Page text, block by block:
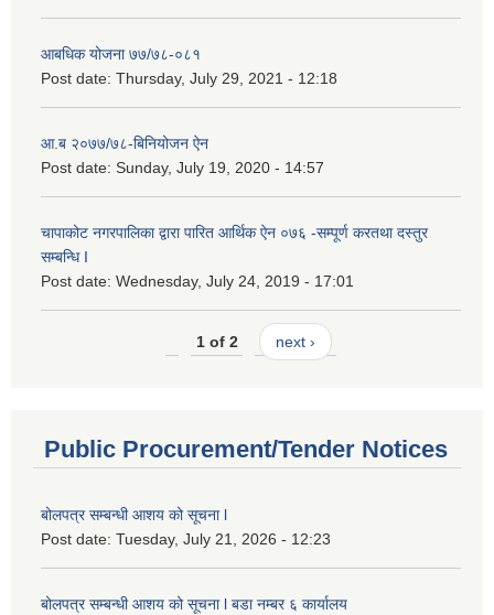
आबधिक योजना ७७/७८-०८१
Post date: Thursday, July 29, 2021 - 12:18
आ.ब २०७७/७८-बिनियोजन ऐन
Post date: Sunday, July 19, 2020 - 14:57
चापाकोट नगरपालिका द्वारा पारित आर्थिक ऐन ०७६ -सम्पूर्ण करतथा दस्तुर
सम्बन्धि I
Post date: Wednesday, July 24, 2019 - 17:01
1 of 2 next ›
Public Procurement/Tender Notices
बोलपत्र सम्बन्धी आशय को सूचना l
Post date: Tuesday, July 21, 2026 - 12:23
बोलपत्र सम्बन्धी आशय को सूचना l बडा नम्बर ६ कार्यालय